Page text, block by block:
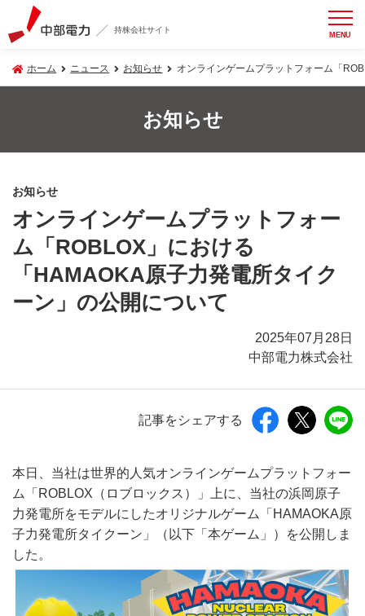
持株会社サイト MENU
ホーム ニュース お知らせ オンラインゲームプラットフォーム「
お知らせ
お知らせ
オンラインゲームプラットフォー
ム「ROBLOX」における
「HAMAOKA原子力発電所タイク
ーン」の公開について
2025年07月28日
中部電力株式会社
記事をシェアする
本日、当社は世界的人気オンラインゲームプラットフォー
ム「ROBLOX（ロブロックス）」上に、当社の浜岡原子
力発電所をモデルにしたオリジナルゲーム「HAMAOKA原
子力発電所タイクーン」（以下「本ゲーム」）を公開しま
した。